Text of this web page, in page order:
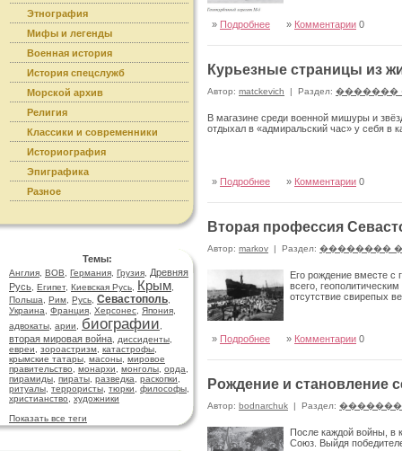
Этнография
Мифы и легенды
Военная история
История спецслужб
Морской архив
Религия
Классики и современники
Историография
Эпиграфика
Разное
Темы:
Англия ВОВ Германия Грузия
Древняя
Русь Египет, Киевская Русь Крым
Польша
Рим Русь Севастополь
Украина
Франция Херсонес Япония
адвокаты арии биографии
вторая мировая война диссиденты
евреи
зороастризм катастрофы
крымские татары масоны мировое
правительство
монархи монголы орда
пирамиды пираты разведка раскопки
ритуалы террористы тюрки философы
христианство
художники
Показать все теги
» Подробнее » Комментарии 0
Курьезные страницы из
Автор: matckevich | Раздел: �������
В магазине среди военной мишуры и
отдыхал в «адмиральский час» у себя в
» Подробнее » Комментарии 0
Вторая профессия
Автор: markov | Раздел: ��������
Его рождение вместе с
всего,
отсутствие свирепых
» Подробнее » Комментарии 0
Рождение и становление
Автор: bodnarchuk | Раздел:
После каждой войны, в
Союз. Выйдя